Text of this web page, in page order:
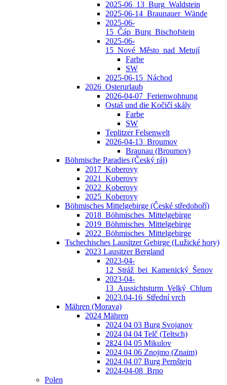
2025-06_13_Burg_Waldstein
2025-06-14_Braunauer_Wände
2025-06-
15_Čáp_Burg_Bischofstein
2025-06-
15_Nové_Město_nad_Metují
Farbe
SW
2025-06-15_Náchod
2026_Osterurlaub
2026-04-07_Ferienwohnung
Ostaš und die Kočičí skály
Farbe
SW
Teplitzer Felsenwelt
2026-04-13_Broumov
Braunau (Broumov)
Böhmische Paradies (Český ráj)
2017_Koberovy
2021_Koberovy
2022_Koberovy
2025_Koberovy
Böhmisches Mittelgebirge (České středohoří)
2018_Böhmisches_Mittelgebirge
2019_Böhmisches_Mittelgebirge
2022_Böhmisches_Mittelgebirge
Tschechisches Lausitzer Gebirge (Lužické hory)
2023 Lausitzer Bergland
2023-04-
12_Stráž_bei_Kamenický_Šenov
2023-04-
13_Aussichtsturm_Velký_Chlum
2023.04-16_Střední vrch
Mähren (Morava)
2024 Mähren
2024 04 03 Burg Svojanov
2024 04 04 Telč (Teltsch)
2ß24 04 05 Mikulov
2024 04 06 Znojmo (Znaim)
2024 04 07 Burg Pernštejn
2024-04-08_Brno
Polen